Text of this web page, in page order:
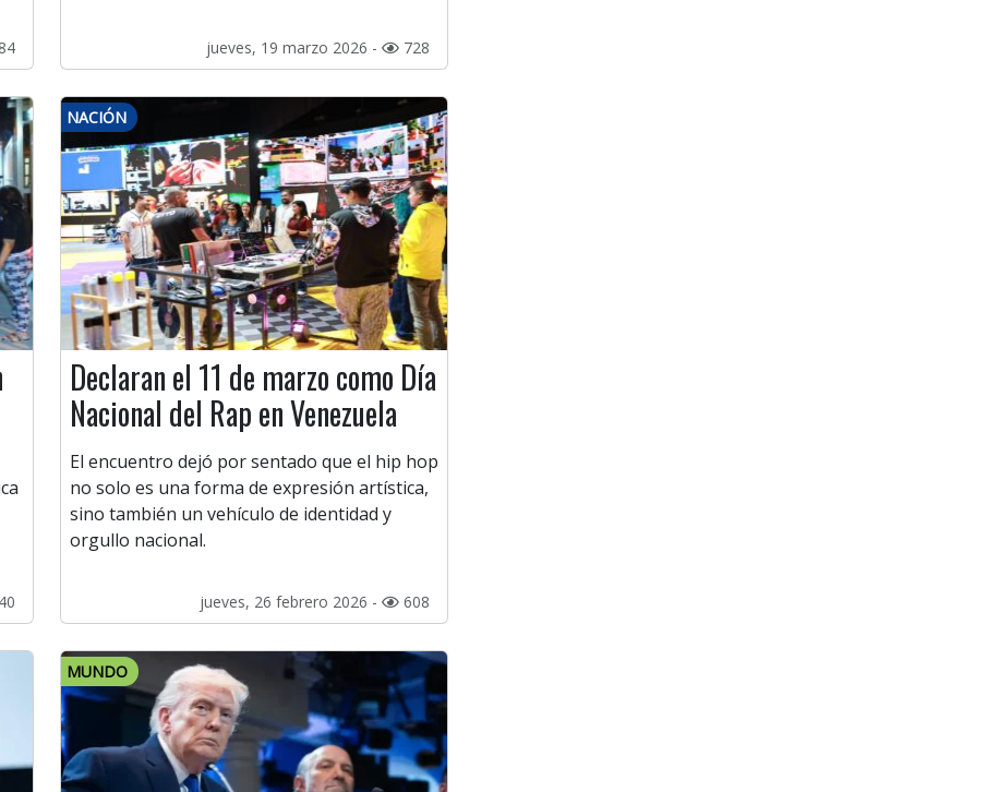
jueves, 19 marzo 2026 - 728
NACIÓN
Declaran el 11 de marzo como Día
Nacional del Rap en Venezuela
El encuentro dejó por sentado que el hip hop
no solo es una forma de expresión artística,
sino también un vehículo de identidad y
orgullo nacional.
jueves, 26 febrero 2026 - 608
MUNDO